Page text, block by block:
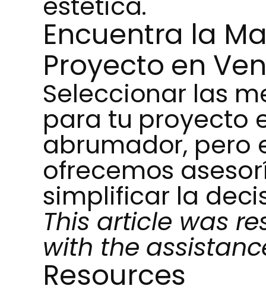
Encuentra la
Proyecto en
Seleccionar las
para tu proyecto
abrumador, pero
ofrecemos
simplificar la
This article was
with the
Resources